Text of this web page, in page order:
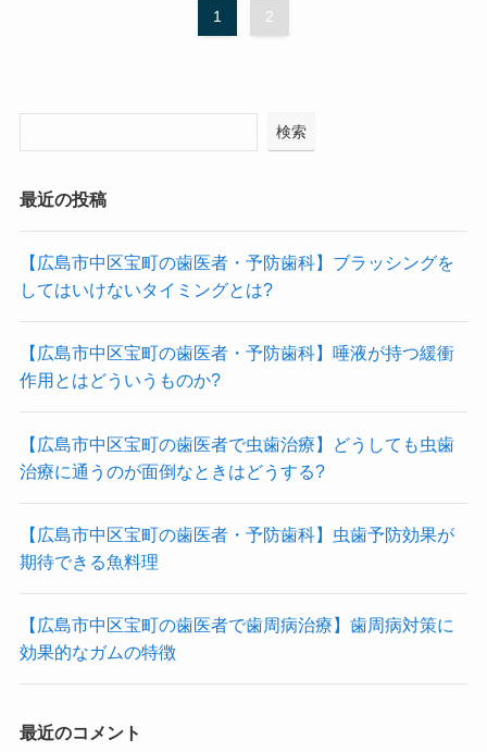
1 2
検索
最近の投稿
【広島市中区宝町の歯医者・予防歯科】ブラッシングを
してはいけないタイミングとは?
【広島市中区宝町の歯医者・予防歯科】唾液が持つ緩衝
作用とはどういうものか?
【広島市中区宝町の歯医者で虫歯治療】どうしても虫歯
治療に通うのが面倒なときはどうする?
【広島市中区宝町の歯医者・予防歯科】虫歯予防効果が
期待できる魚料理
【広島市中区宝町の歯医者で歯周病治療】歯周病対策に
効果的なガムの特徴
最近のコメント